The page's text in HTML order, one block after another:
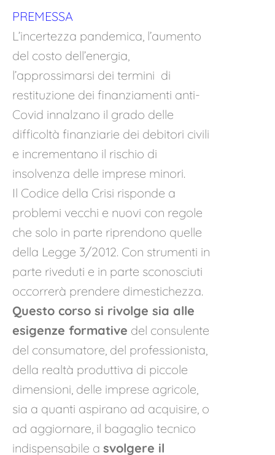
PREMESSA
L’incertezza pandemica, l’aumento
del costo dell’energia,
l’approssimarsi dei termini di
restituzione dei finanziamenti anti-
Covid innalzano il grado delle
difficoltà finanziarie dei debitori civili
e incrementano il rischio di
insolvenza delle imprese minori.
Il Codice della Crisi risponde a
problemi vecchi e nuovi con regole
che solo in parte riprendono quelle
della Legge 3/2012. Con strumenti in
parte riveduti e in parte sconosciuti
occorrerà prendere dimestichezza.
Questo corso si rivolge sia alle
esigenze formative del consulente
del consumatore, del professionista,
della realtà produttiva di piccole
dimensioni, delle imprese agricole,
sia a quanti aspirano ad acquisire, o
ad aggiornare, il bagaglio tecnico
indispensabile a svolgere il